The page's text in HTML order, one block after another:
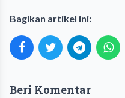
Bagikan artikel ini:
Beri Komentar